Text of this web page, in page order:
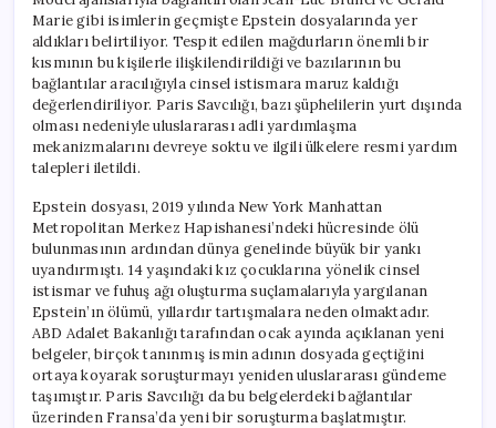
Marie gibi isimlerin geçmişte Epstein dosyalarında yer
aldıkları belirtiliyor. Tespit edilen mağdurların önemli bir
kısmının bu kişilerle ilişkilendirildiği ve bazılarının bu
bağlantılar aracılığıyla cinsel istismara maruz kaldığı
değerlendiriliyor. Paris Savcılığı, bazı şüphelilerin yurt dışında
olması nedeniyle uluslararası adli yardımlaşma
mekanizmalarını devreye soktu ve ilgili ülkelere resmi yardım
talepleri iletildi.
Epstein dosyası, 2019 yılında New York Manhattan
Metropolitan Merkez Hapishanesi’ndeki hücresinde ölü
bulunmasının ardından dünya genelinde büyük bir yankı
uyandırmıştı. 14 yaşındaki kız çocuklarına yönelik cinsel
istismar ve fuhuş ağı oluşturma suçlamalarıyla yargılanan
Epstein’ın ölümü, yıllardır tartışmalara neden olmaktadır.
ABD Adalet Bakanlığı tarafından ocak ayında açıklanan yeni
belgeler, birçok tanınmış ismin adının dosyada geçtiğini
ortaya koyarak soruşturmayı yeniden uluslararası gündeme
taşımıştır. Paris Savcılığı da bu belgelerdeki bağlantılar
üzerinden Fransa’da yeni bir soruşturma başlatmıştır.